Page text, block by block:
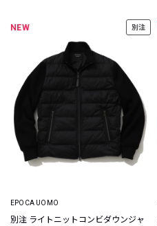
NEW 別注
EPOCA UOMO
別注 ライトニットコンビダウンジャ